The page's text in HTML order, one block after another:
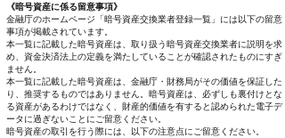
《暗号資産に係る留意事項》
金融庁のホームページ「暗号資産交換業者登録一覧」には以下の留意
事項が掲載されています。
本一覧に記載した暗号資産は、取り扱う暗号資産交換業者に説明を求
め、資金決済法上の定義を満たしていることが確認されたものにすぎ
ません。
本一覧に記載した暗号資産は、金融庁・財務局がその価値を保証した
り、推奨するものではありません。暗号資産は、必ずしも裏付けとな
る資産があるわけではなく、財産的価値を有すると認められた電子デ
ータに過ぎないことにご留意ください。
暗号資産の取引を行う際には、以下の注意点にご留意ください。